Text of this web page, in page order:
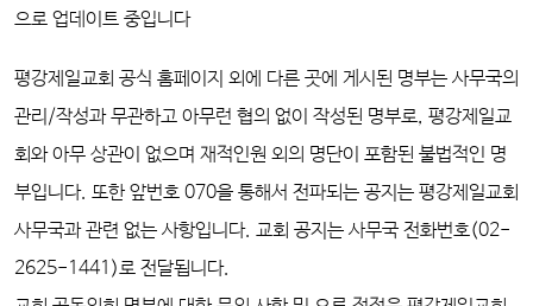
으로 업데이트 중입니다
평강제일교회 공식 홈페이지 외에 다른 곳에 게시된 명부는 사무국의
관리/작성과 무관하고 아무런 협의 없이 작성된 명부로, 평강제일교
회와 아무 상관이 없으며 재적인원 외의 명단이 포함된 불법적인 명
부입니다. 또한 앞번호 070을 통해서 전파되는 공지는 평강제일교회
사무국과 관련 없는 사항입니다. 교회 공지는 사무국 전화번호(02-
2625-1441)로 전달됩니다.